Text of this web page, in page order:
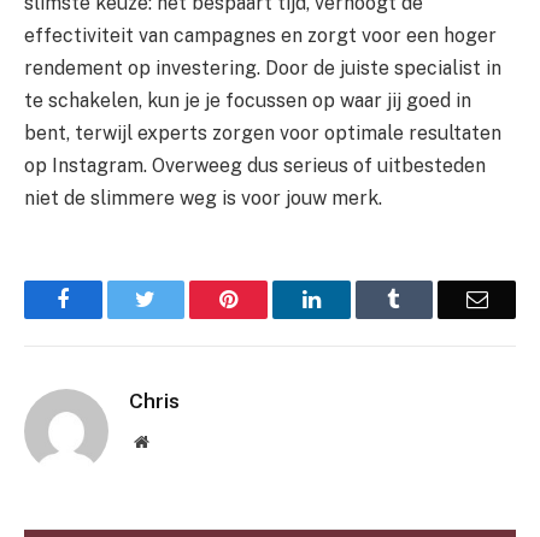
effectiviteit van campagnes en zorgt voor een hoger
rendement op investering. Door de juiste specialist in
te schakelen, kun je je focussen op waar jij goed in
bent, terwijl experts zorgen voor optimale resultaten
op Instagram. Overweeg dus serieus of uitbesteden
niet de slimmere weg is voor jouw merk.
Facebook Pinterest LinkedIn Email
Chris
Website